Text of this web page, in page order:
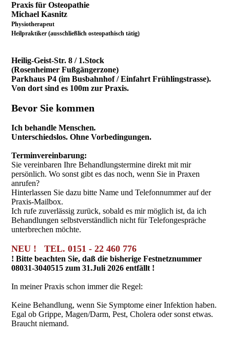
Praxis für Osteopathie
Michael Kasnitz
Physiotherapeut
Heilpraktiker (ausschließlich osteopathisch tätig)
Heilig-Geist-Str. 8 / 1.Stock
(Rosenheimer Fußgängerzone)
Parkhaus P4 (im Busbahnhof / Einfahrt Frühlingstrasse).
Von dort sind es 100m zur Praxis.
Bevor Sie kommen
Ich behandle Menschen.
Unterschiedslos. Ohne Vorbedingungen.
Terminvereinbarung:
Sie vereinbaren Ihre Behandlungstermine direkt mit mir
persönlich. Wo sonst gibt es das noch, wenn Sie in Praxen
anrufen?
Hinterlassen Sie dazu bitte Name und Telefonnummer auf der
Praxis-Mailbox.
Ich rufe zuverlässig zurück, sobald es mir möglich ist, da ich
Behandlungen selbstverständlich nicht für Telefongespräche
unterbrechen möchte.
NEU ! TEL. 0151 - 22 460 776
! Bitte beachten Sie, daß die bisherige Festnetznummer
08031-3040515 zum 31.Juli 2026 entfällt !
In meiner Praxis schon immer die Regel:
Keine Behandlung, wenn Sie Symptome einer Infektion haben.
Egal ob Grippe, Magen/Darm, Pest, Cholera oder sonst etwas.
Braucht niemand.